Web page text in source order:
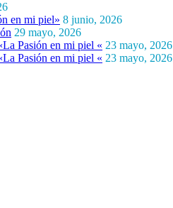
en mi piel» 8 junio, 2026
29 mayo, 2026
Pasión en mi piel « 23 mayo, 2026
Pasión en mi piel « 23 mayo, 2026